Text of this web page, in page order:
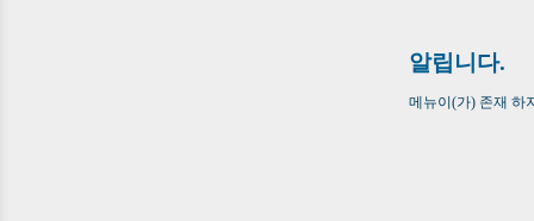
알립니다.
메뉴이(가) 존재 하